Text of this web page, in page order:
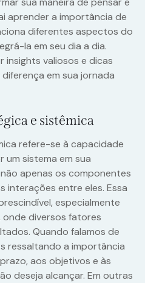
aprender a importância de
diferentes aspectos do
la em seu dia a dia.
insights valiosos e dicas
em sua jornada
e sistêmica
refere-se à capacidade
um sistema em sua
apenas os componentes
interações entre eles. Essa
especialmente
onde diversos fatores
Quando falamos de
ressaltando a importância
aos objetivos e às
deseja alcançar. Em outras